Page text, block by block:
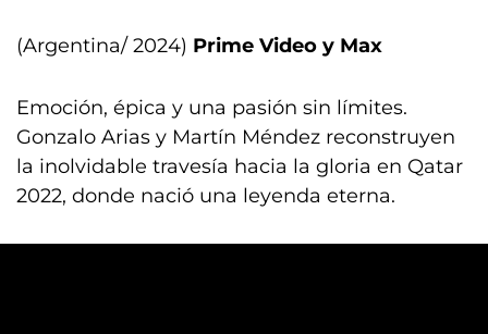
(Argentina/ 2024) Prime Video y Max
Emoción, épica y una pasión sin límites.
Gonzalo Arias y Martín Méndez reconstruyen
la inolvidable travesía hacia la gloria en Qatar
2022, donde nació una leyenda eterna.